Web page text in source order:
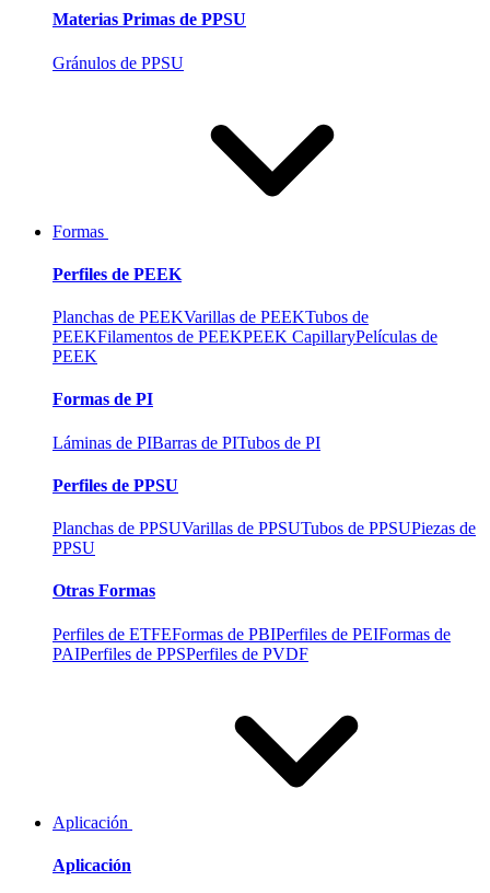
Materias Primas de PPSU
Gránulos de PPSU
Formas
Perfiles de PEEK
Planchas de PEEKVarillas de PEEKTubos de
PEEKFilamentos de PEEKPEEK CapillaryPelículas de
PEEK
Formas de PI
Láminas de PIBarras de PITubos de PI
Perfiles de PPSU
Planchas de PPSUVarillas de PPSUTubos de PPSUPiezas de
PPSU
Otras Formas
Perfiles de ETFEFormas de PBIPerfiles de PEIFormas de
PAIPerfiles de PPSPerfiles de PVDF
Aplicación
Aplicación